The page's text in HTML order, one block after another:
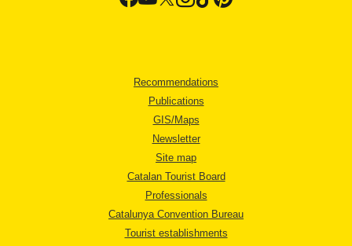
Recommendations
Publications
GIS/Maps
Newsletter
Site map
Catalan Tourist Board
Professionals
Catalunya Convention Bureau
Tourist establishments